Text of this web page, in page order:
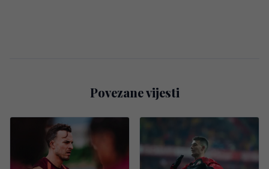
Povezane vijesti